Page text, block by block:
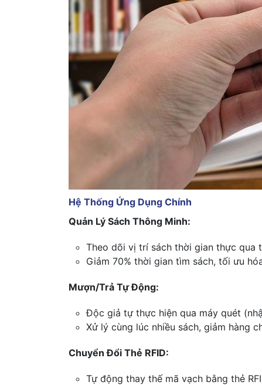
Hệ Thống Ứng Dụng Chính
Quản Lý Sách Thông Minh:
Theo dõi vị trí sách thời gian thực qua
Giảm 70% thời gian tìm sách, tối ưu
Mượn/Trả Tự Động:
Độc giả tự thực hiện qua máy quét
Xử lý cùng lúc nhiều sách, giảm hàng
Chuyển Đổi Thẻ RFID:
Tự động thay thế mã vạch bằng thẻ